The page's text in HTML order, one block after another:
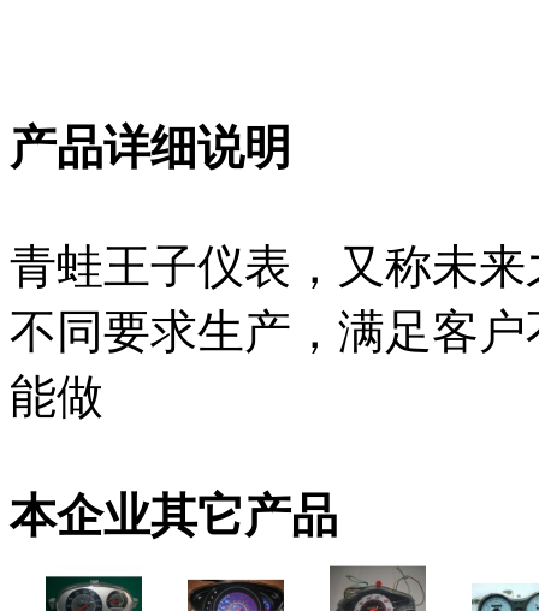
产品详细说明
青蛙王子仪表，又称未
不同要求生产，满足客
能做
本企业其它产品